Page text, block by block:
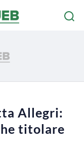
Allegri:
titolare